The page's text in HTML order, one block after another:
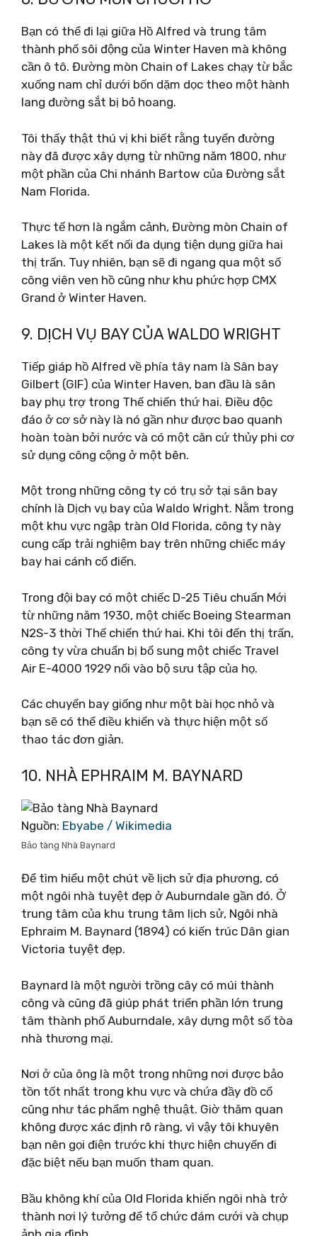
Bạn có thể đi lại giữa Hồ Alfred và trung tâm
thành phố sôi động của Winter Haven mà không
cần ô tô. Đường mòn Chain of Lakes chạy từ bắc
xuống nam chỉ dưới bốn dặm dọc theo một hành
lang đường sắt bị bỏ hoang.
Tôi thấy thật thú vị khi biết rằng tuyến đường
này đã được xây dựng từ những năm 1800, như
một phần của Chi nhánh Bartow của Đường sắt
Nam Florida.
Thực tế hơn là ngắm cảnh, Đường mòn Chain of
Lakes là một kết nối đa dụng tiện dụng giữa hai
thị trấn. Tuy nhiên, bạn sẽ đi ngang qua một số
công viên ven hồ cũng như khu phức hợp CMX
Grand ở Winter Haven.
9. DỊCH VỤ BAY CỦA WALDO WRIGHT
Tiếp giáp hồ Alfred về phía tây nam là Sân bay
Gilbert (GIF) của Winter Haven, ban đầu là sân
bay phụ trợ trong Thế chiến thứ hai. Điều độc
đáo ở cơ sở này là nó gần như được bao quanh
hoàn toàn bởi nước và có một căn cứ thủy phi cơ
sử dụng công cộng ở một bên.
Một trong những công ty có trụ sở tại sân bay
chính là Dịch vụ bay của Waldo Wright. Nằm trong
một khu vực ngập tràn Old Florida, công ty này
cung cấp trải nghiệm bay trên những chiếc máy
bay hai cánh cổ điển.
Trong đội bay có một chiếc D-25 Tiêu chuẩn Mới
từ những năm 1930, một chiếc Boeing Stearman
N2S-3 thời Thế chiến thứ hai. Khi tôi đến thị trấn,
công ty vừa chuẩn bị bổ sung một chiếc Travel
Air E-4000 1929 nổi vào bộ sưu tập của họ.
Các chuyến bay giống như một bài học nhỏ và
bạn sẽ có thể điều khiển và thực hiện một số
thao tác đơn giản.
10. NHÀ EPHRAIM M. BAYNARD
Nguồn: Ebyabe / Wikimedia
Bảo tàng Nhà Baynard
Để tìm hiểu một chút về lịch sử địa phương, có
một ngôi nhà tuyệt đẹp ở Auburndale gần đó. Ở
trung tâm của khu trung tâm lịch sử, Ngôi nhà
Ephraim M. Baynard (1894) có kiến ​​trúc Dân gian
Victoria tuyệt đẹp.
Baynard là một người trồng cây có múi thành
công và cũng đã giúp phát triển phần lớn trung
tâm thành phố Auburndale, xây dựng một số tòa
nhà thương mại.
Nơi ở của ông là một trong những nơi được bảo
tồn tốt nhất trong khu vực và chứa đầy đồ cổ
cũng như tác phẩm nghệ thuật. Giờ thăm quan
không được xác định rõ ràng, vì vậy tôi khuyên
bạn nên gọi điện trước khi thực hiện chuyến đi
đặc biệt nếu bạn muốn tham quan.
Bầu không khí của Old Florida khiến ngôi nhà trở
thành nơi lý tưởng để tổ chức đám cưới và chụp